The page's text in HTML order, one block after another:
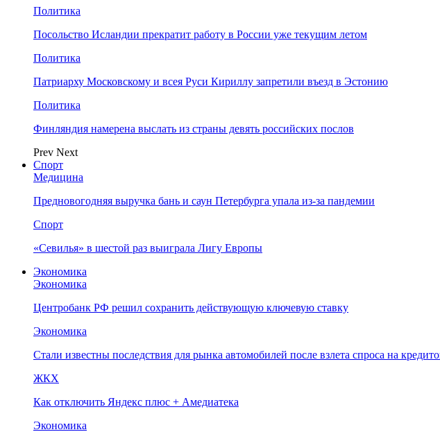
Политика
Посольство Исландии прекратит работу в России уже текущим летом
Политика
Патриарху Московскому и всея Руси Кириллу запретили въезд в Эстонию
Политика
Финляндия намерена выслать из страны девять российских послов
Prev Next
Спорт
Медицина
Предновогодняя выручка бань и саун Петербурга упала из-за пандемии
Спорт
«Севилья» в шестой раз выиграла Лигу Европы
Экономика
Экономика
Центробанк РФ решил сохранить действующую ключевую ставку
Экономика
Стали известны последствия для рынка автомобилей после взлета спроса на
ЖКХ
Как отключить Яндекс плюс + Амедиатека
Экономика